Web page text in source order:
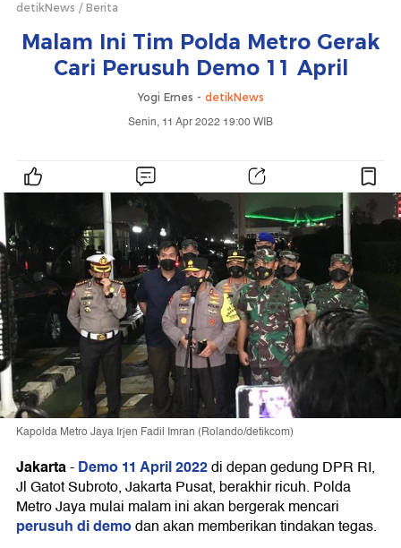
detikNews Berita
Malam Ini Tim Polda Metro Gerak
Cari Perusuh Demo 11 April
Yogi Ernes - detikNews
Senin, 11 Apr 2022 19:00 WIB
Kapolda Metro Jaya Irjen Fadil Imran (Rolando/detikcom)
Jakarta-Demo 11 April 2022di depan gedung DPR RI,
Jl Gatot Subroto, Jakarta Pusat, berakhir ricuh. Polda
Metro Jaya mulai malam ini akan bergerak mencari
perusuh di demodan akan memberikan tindakan tegas.